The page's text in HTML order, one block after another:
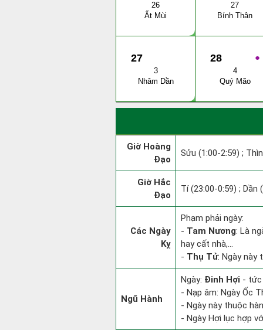
26
Ất Mùi
27
Bính Thân
27
3
Nhâm Dần
●
28
4
Quý Mão
Giờ Hoàng
Đạo
Sửu (1:00-2:59) ;
Giờ Hắc
Đạo
Tí (23:00-0:59) ; Dần
Các Ngày
Kỵ
Phạm phải ngày:
- Tam Nương: Là
hay cất nhà,...
- Thụ Tử: Ngày này
Ngũ Hành
Ngày: Đinh Hợi - tức
- Nạp âm: Ngày Ốc
- Ngày này thuộc
- Ngày Hợi lục hợp